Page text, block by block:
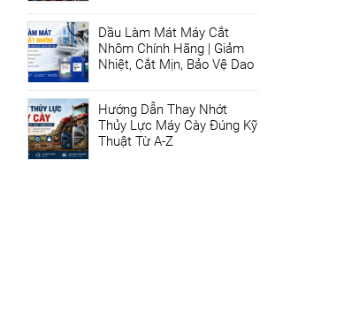
Dầu Làm Mát Máy Cắt
Nhôm Chính Hãng | Giảm
Nhiệt, Cắt Mịn, Bảo Vệ Dao
Hướng Dẫn Thay Nhớt
Thủy Lực Máy Cày Đúng Kỹ
Thuật Từ A-Z